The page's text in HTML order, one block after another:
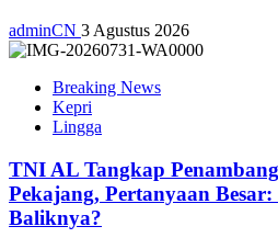
adminCN 3 Agustus 2026
Breaking News
Kepri
Lingga
TNI AL Tangkap
Pekajang, Pertanyaan
Baliknya?